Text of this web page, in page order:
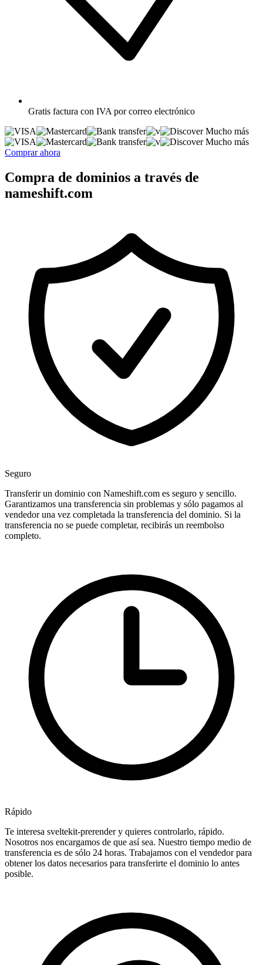
Gratis factura con IVA por correo electrónico
Mucho más
Mucho más
Comprar ahora
Compra de dominios a través de
nameshift.com
Seguro
Transferir un dominio con Nameshift.com es seguro y sencillo.
Garantizamos una transferencia sin problemas y sólo pagamos al
vendedor una vez completada la transferencia del dominio. Si la
transferencia no se puede completar, recibirás un reembolso
completo.
Rápido
Te interesa sveltekit-prerender y quieres controlarlo, rápido.
Nosotros nos encargamos de que así sea. Nuestro tiempo medio de
transferencia es de sólo 24 horas. Trabajamos con el vendedor para
obtener los datos necesarios para transferirte el dominio lo antes
posible.